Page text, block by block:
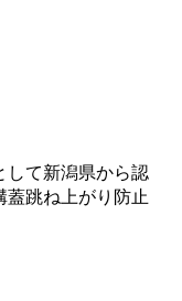
して新潟県から認
跳ね上がり防止